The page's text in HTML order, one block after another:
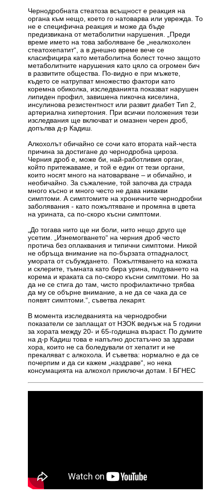
Чернодробната стеатоза всъщност е реакция на
органа към нещо, което го натоварва или уврежда. То
не е специфична реакция и може да бъде
предизвикана от метаболитни нарушения. „Преди
време името на това заболяване бе „неалкохолен
стеатохепатит“, а в днешно време вече се
класифицира като метаболитна болест точно защото
метаболитните нарушения като цяло са огромен бич
в развитите общества. По-видно е при мъжете,
където се натрупват множество фактори като
коремна обиколка, изследванията показват нарушен
липиден профил, завишена пикочна киселина,
инсулинова резистентност или развит диабет Тип 2,
артериална хипертония. При всички положения тези
изследвания ще включват и омазнен черен дроб,
допълва д-р Кадиш.
Алкохолът обичайно се сочи като втората най-честа
причина за достигане до чернодробна цироза.
Черния дроб е, може би, най-работливия орган,
който притежаваме, и той е един от тези органи,
които носят много на натоварване – и обичайно, и
необичайно. За съжаление, той започва да страда
много късно и много често не дава никакви
симптоми. А симптомите на хроничните чернодробни
заболявания - като пожълтяване и промяна в цвета
на урината, са по-скоро късни симптоми.
„До тогава нито ще ни боли, нито нещо друго ще
усетим. „Изнемогването“ на черния дроб често
протича без оплаквания и типични симптоми. Никой
не обръща внимание на по-бързата отпадналост,
умората от събуждането. Пожълтяването на кожата
и склерите, тъмната като бира урина, подуването на
корема и краката са по-скоро късни симптоми. Но за
да не се стига до там, чисто профилактично трябва
да му се обърне внимание, а не да се чака да се
появят симптоми.“, съветва лекарят.
В момента изследванията на чернодробни
показатели се заплащат от НЗОК веднъж на 5 години
за хората между 20- и 65-годишна възраст. По думите
на д-р Кадиш това е напълно достатъчно за здрави
хора, които не са боледували от хепатит и не
прекаляват с алкохола. И съветва: нормално е да се
почерпим и да си кажем „наздраве“, но нека
консумацията на алкохол приключи дотам. I БГНЕС